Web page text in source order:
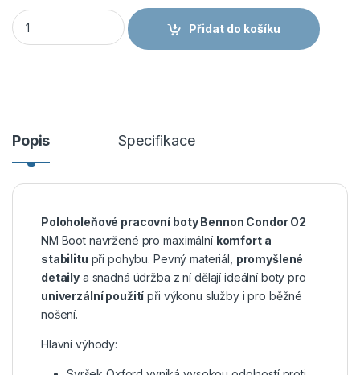
BENNON CONDOR O2 NM KHAKI BOOT - Pracovní obuv
Přidat do košíku
Popis Specifikace
Poloholeňové pracovní boty Bennon Condor O2
NM Boot navržené pro maximální komfort a
stabilitu při pohybu. Pevný materiál, promyšlené
detaily a snadná údržba z ní dělají ideální boty pro
univerzální použití při výkonu služby i pro běžné
nošení.
Hlavní výhody: